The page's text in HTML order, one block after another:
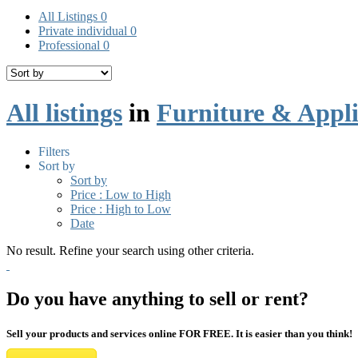
All Listings 0
Private individual 0
Professional 0
All listings in Furniture &
Filters
Sort by
Sort by
Price : Low to High
Price : High to Low
Date
No result. Refine your search using other criteria.
Do you have anything to sell or rent?
Sell your products and services online FOR FREE. It is easier than you think!